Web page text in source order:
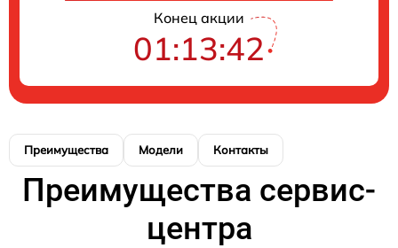
Конец акции
01:13:42
Преимущества Модели Контакты
Преимущества сервис-
центра